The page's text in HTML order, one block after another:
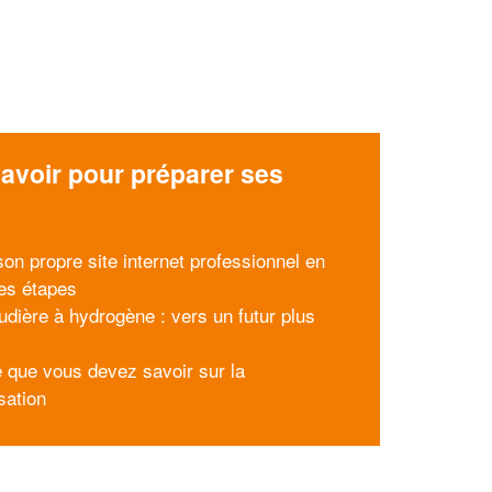
pour préparer ses
propre site internet professionnel en
étapes
à hydrogène : vers un futur plus
que vous devez savoir sur la